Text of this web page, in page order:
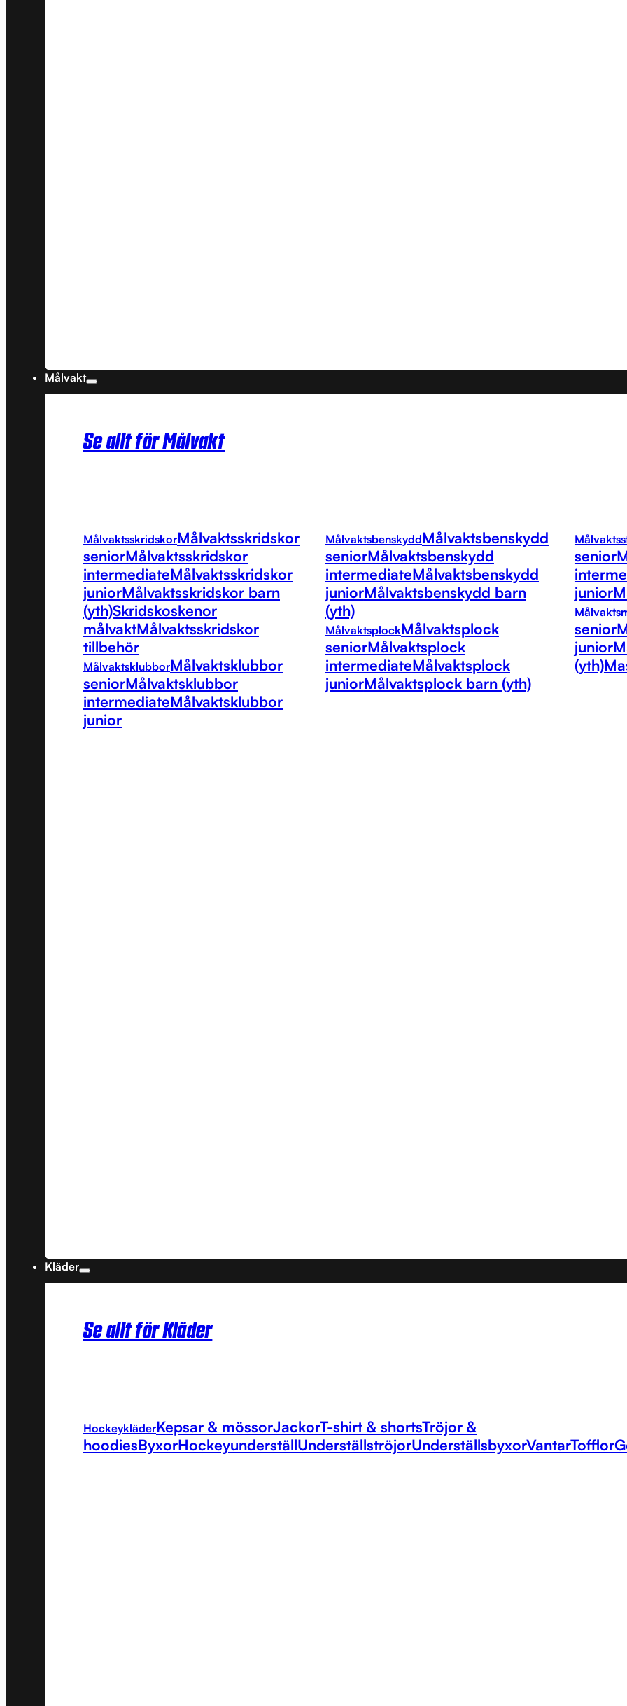
Målvakt
Se allt för Målvakt
MålvaktsskridskorMålvaktsskridskor
seniorMålvaktsskridskor
intermediateMålvaktsskridskor
juniorMålvaktsskridskor barn
(yth)Skridskoskenor
målvaktMålvaktsskridskor
tillbehör
MålvaktsklubborMålvaktsklubbor
seniorMålvaktsklubbor
intermediateMålvaktsklubbor
junior
MålvaktsbenskyddMålvaktsbenskydd
seniorMålvaktsbenskydd
intermediateMålvaktsbenskydd
juniorMålvaktsbenskydd barn
(yth)
MålvaktsplockMålvaktsplock
seniorMålvaktsplock
intermediateMålvaktsplock
juniorMålvaktsplock barn (yth)
senior
junior
senior
junior
(yth)
Kläder
Se allt för Kläder
HockeykläderKepsar & mössorJackorT-shirt & shortsTröjor &
hoodiesByxorHockeyunderställUnderställströjorUnderställsbyxorVantarTofflor